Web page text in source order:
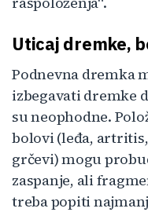
Uticaj dremke,
Podnevna dremka
izbegavati dremke
su neophodne.
bolovi (leđa,
grčevi) mogu
zaspanje, ali
treba popiti